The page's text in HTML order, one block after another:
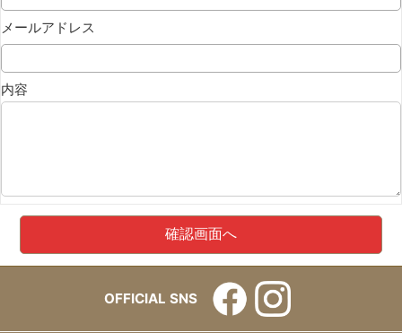
メールアドレス
内容
OFFICIAL SNS